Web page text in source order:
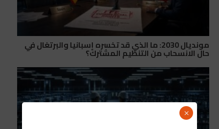
مونديال 2030: ما الذي قد تخسره إسبانيا والبرتغال في
حال الانسحاب من التنظيم المشترك؟
×